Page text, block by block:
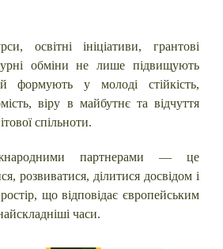
освітні ініціативи, грантові
обміни не лише підвищують
формують у молоді стійкість,
віру в майбутнє та відчуття
спільноти.
партнерами — це
розвиватися, ділитися досвідом і
що відповідає європейським
часи.